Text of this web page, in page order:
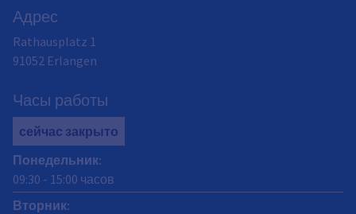
Адрес
Rathausplatz 1
91052 Erlangen
Часы работы
сейчас закрыто
Понедельник:
09:30 - 15:00 часов
Вторник: